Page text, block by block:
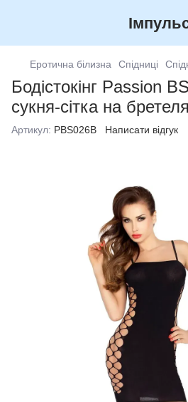
Еротична білизна Спідниці
Бодістокінг Passion
сукня-сітка на
Артикул: PBS026B Написати відгук